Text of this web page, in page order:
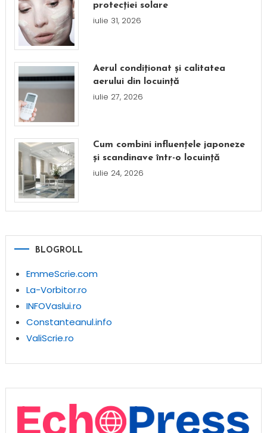
protecției solare
iulie 31, 2026
Aerul condiționat și calitatea
aerului din locuință
iulie 27, 2026
Cum combini influențele japoneze
și scandinave într-o locuință
iulie 24, 2026
BLOGROLL
EmmeScrie.com
La-Vorbitor.ro
INFOVaslui.ro
Constanteanul.info
ValiScrie.ro